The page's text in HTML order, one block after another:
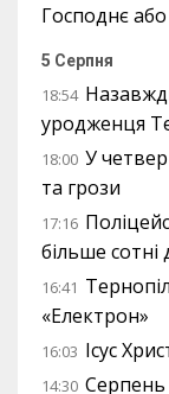
Господнє
5 Серпня
18:54
уродженця
18:00 У
та грози
17:16
більше сотні
16:41
«Електрон»
16:03 Ісус
14:30 Серпень